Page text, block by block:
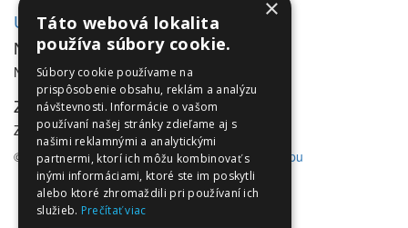
Utleurope.com
NewsLetter
NewsLetter
Zákaznícky servis
Zákaznícky servis
© Utleurope.com | NajReklama.sk - tvorba eshopu
×
Táto webová lokalita
používa súbory cookie.
Súbory cookie používame na
prispôsobenie obsahu, reklám a analýzu
návštevnosti. Informácie o vašom
používaní našej stránky zdieľame aj s
našimi reklamnými a analytickými
partnermi, ktorí ich môžu kombinovať s
inými informáciami, ktoré ste im poskytli
alebo ktoré zhromaždili pri používaní ich
služieb. Prečítať viac